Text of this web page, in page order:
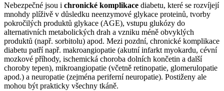
Nebezpečné jsou i chronické komplikace diabetu, které se rozvíjejí
mnohdy plíživě v důsledku neenzymové glykace proteinů, tvorby
pokročilých produktů glykace (AGE), vstupu glukózy do
alternativních metabolických drah a vzniku méně obvyklých
produktů (např. sorbitolu) apod. Mezi pozdní, chronické komplikace
diabetu patří např. makroangiopatie (akutní infarkt myokardu, cévní
mozkové příhody, ischemická choroba dolních končetin a další
choroby tepen), mikroangiopatie (včetně retinopatie, glomerulopatie
apod.) a neuropatie (zejména periferní neuropatie). Postiženy ale
mohou být prakticky všechny tkáně.